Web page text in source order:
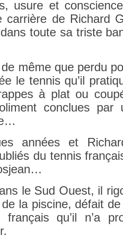
usure et
carrière de Ric­hard
toute sa tri­ste
même que perdu
le ten­nis qu’il
à plat ou
con­clues par
années et
du ten­nis
le Sud Ouest, il
la pis­cine, défait
qu’il n’a